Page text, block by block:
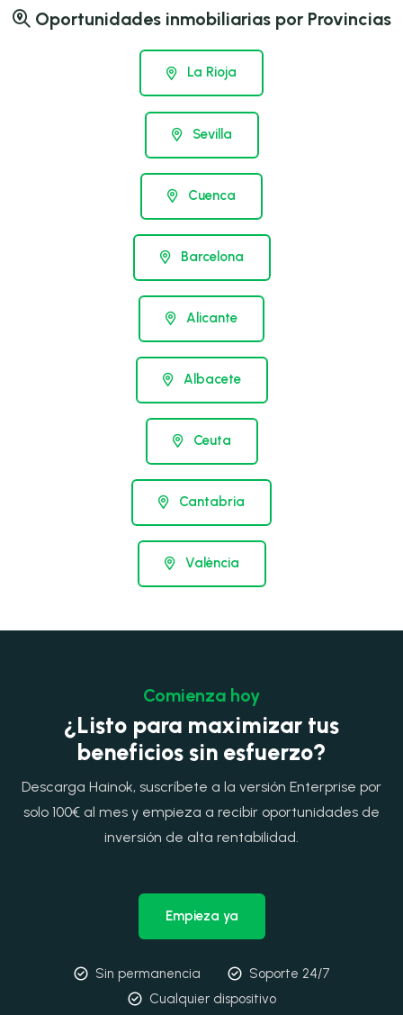
Oportunidades inmobiliarias por Provincias
La Rioja
Sevilla
Cuenca
Barcelona
Alicante
Albacete
Ceuta
Cantabria
València
Comienza hoy
¿Listo para maximizar tus
beneficios sin esfuerzo?
Descarga Hainok, suscríbete a la versión Enterprise por
solo 100€ al mes y empieza a recibir oportunidades de
inversión de alta rentabilidad.
Empieza ya
Sin permanencia
Soporte 24/7
Cualquier dispositivo